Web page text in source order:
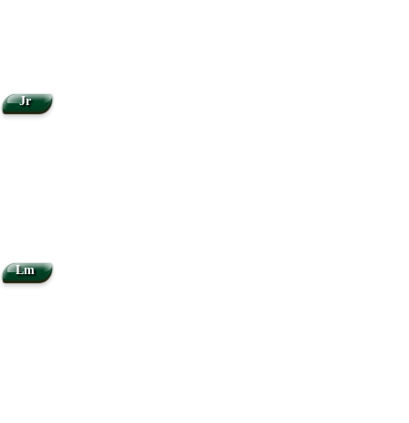
Jr
Lm